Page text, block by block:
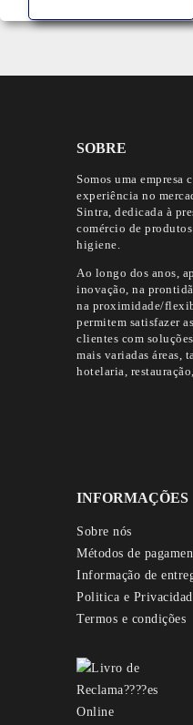
SOBRE
Somos uma empresa
experiência no
Sintra, dedicada à
comércio de
higiene.
Ao longo dos anos,
inovação, na
na proximidade/
permitem satisfazer
clientes com
mais variadas áreas,
hotelaria,
INFORMAÇÕES
Sobre nós
Métodos de
Informação de
Politica e
Termos e condições